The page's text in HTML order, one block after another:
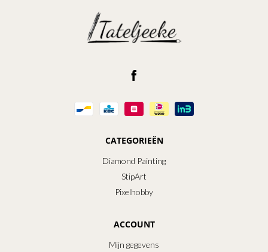
CATEGORIEËN
Diamond Painting
StipArt
Pixelhobby
ACCOUNT
Mijn gegevens